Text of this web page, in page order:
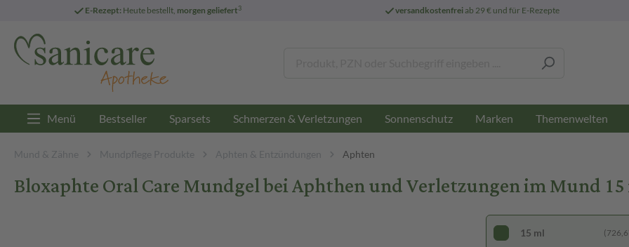
E-Rezept: Heute bestellt, morgen geliefert3 versandkostenfreiab 29 € und für E-Rezepte
Menü Bestseller Sparsets Schmerzen & Verletzungen Sonnenschutz Marken Themenwelten
Mund & Zähne Mundpflege Produkte Aphten & Entzündungen Aphten
Bloxaphte Oral Care Mundgel bei Aphthen und Verletzungen im Mund
15 ml